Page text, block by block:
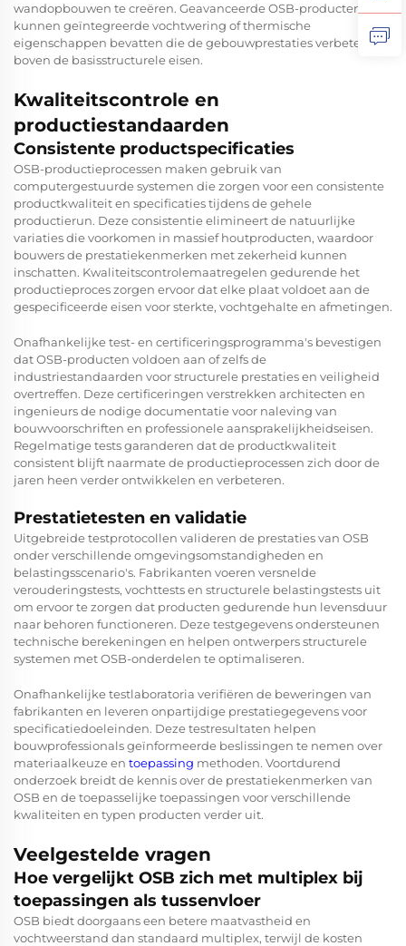
wandopbouwen te creëren. Geavanceerde OSB-producten
kunnen geïntegreerde vochtwering of thermische
eigenschappen bevatten die de gebouwprestaties verbeteren
boven de basisstructurele eisen.
Kwaliteitscontrole en
productiestandaarden
Consistente productspecificaties
OSB-productieprocessen maken gebruik van
computergestuurde systemen die zorgen voor een consistente
productkwaliteit en specificaties tijdens de gehele
productierun. Deze consistentie elimineert de natuurlijke
variaties die voorkomen in massief houtproducten, waardoor
bouwers de prestatiekenmerken met zekerheid kunnen
inschatten. Kwaliteitscontrolemaatregelen gedurende het
productieproces zorgen ervoor dat elke plaat voldoet aan de
gespecificeerde eisen voor sterkte, vochtgehalte en afmetingen.
Onafhankelijke test- en certificeringsprogramma's bevestigen
dat OSB-producten voldoen aan of zelfs de
industriestandaarden voor structurele prestaties en veiligheid
overtreffen. Deze certificeringen verstrekken architecten en
ingenieurs de nodige documentatie voor naleving van
bouwvoorschriften en professionele aansprakelijkheidseisen.
Regelmatige tests garanderen dat de productkwaliteit
consistent blijft naarmate de productieprocessen zich door de
jaren heen verder ontwikkelen en verbeteren.
Prestatietesten en validatie
Uitgebreide testprotocollen valideren de prestaties van OSB
onder verschillende omgevingsomstandigheden en
belastingsscenario's. Fabrikanten voeren versnelde
verouderingstests, vochttests en structurele belastingstests uit
om ervoor te zorgen dat producten gedurende hun levensduur
naar behoren functioneren. Deze testgegevens ondersteunen
technische berekeningen en helpen ontwerpers structurele
systemen met OSB-onderdelen te optimaliseren.
Onafhankelijke testlaboratoria verifiëren de beweringen van
fabrikanten en leveren onpartijdige prestatiegegevens voor
specificatiedoeleinden. Deze testresultaten helpen
bouwprofessionals geïnformeerde beslissingen te nemen over
materiaalkeuze en toepassing methoden. Voortdurend
onderzoek breidt de kennis over de prestatiekenmerken van
OSB en de toepasselijke toepassingen voor verschillende
kwaliteiten en typen producten verder uit.
Veelgestelde vragen
Hoe vergelijkt OSB zich met multiplex bij
toepassingen als tussenvloer
OSB biedt doorgaans een betere maatvastheid en
vochtweerstand dan standaard multiplex, terwijl de kosten